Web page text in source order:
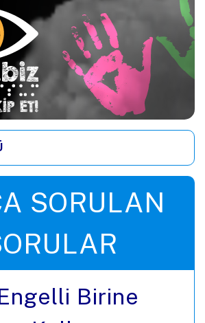
SORULAN
Birine